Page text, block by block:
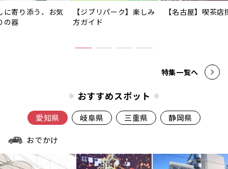
に寄り添う、お気
の器
【ジブリパーク】楽しみ
方ガイド
【名古屋】喫茶店
特集一覧へ
おすすめスポット
愛知県 岐阜県 三重県 静岡県
おでかけ